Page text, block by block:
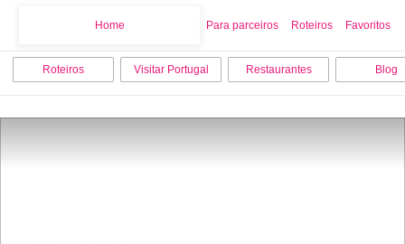
Home Para parceiros Roteiros Favoritos
Roteiros Visitar Portugal Restaurantes Blog